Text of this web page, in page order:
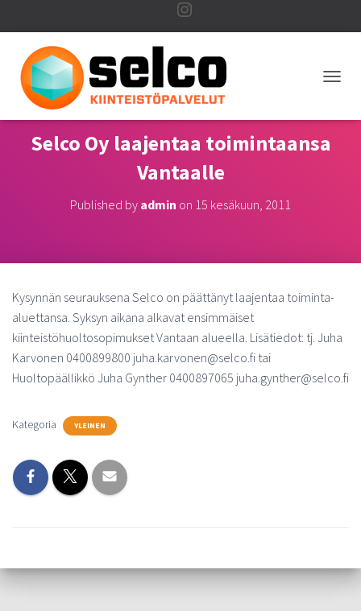
I
n
s
t
a
g
r
a
G
O
Selco Oy laajentaa toimintaansa
Vantaalle
Published by admin on 15 kesäkuun, 2011
Kysynnän seurauksena Selco on päättänyt laajentaa toiminta-
aluettansa. Syksyn aikana alkavat ensimmäiset
kiinteistöhuoltosopimukset Vantaan alueella. Lisätiedot: tj. Juha
Karvonen 0400899800 juha.karvonen@selco.fi tai
Huoltopäällikkö Juha Gynther 0400897065 juha.gynther@selco.fi
Kategoria YLEINEN